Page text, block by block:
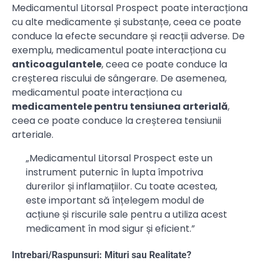
Medicamentul Litorsal Prospect poate interacționa
cu alte medicamente și substanțe, ceea ce poate
conduce la efecte secundare și reacții adverse. De
exemplu, medicamentul poate interacționa cu
anticoagulantele, ceea ce poate conduce la
creșterea riscului de sângerare. De asemenea,
medicamentul poate interacționa cu
medicamentele pentru tensiunea arterială,
ceea ce poate conduce la creșterea tensiunii
arteriale.
„Medicamentul Litorsal Prospect este un
instrument puternic în lupta împotriva
durerilor și inflamațiilor. Cu toate acestea,
este important să înțelegem modul de
acțiune și riscurile sale pentru a utiliza acest
medicament în mod sigur și eficient.”
Intrebari/Raspunsuri: Mituri sau Realitate?